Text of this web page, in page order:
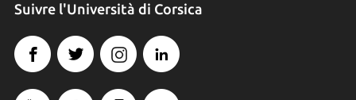
Suivre l'Università di Corsica